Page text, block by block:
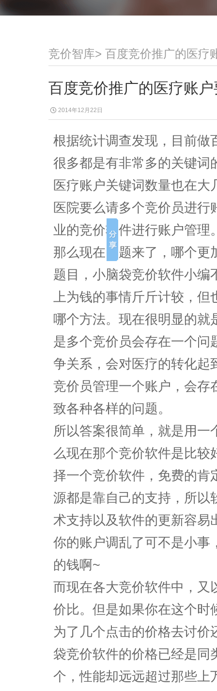
竞价智库> 百度竞价推广的医疗
百度竞价推广的医疗账
2014年12月22日
根据统计调查发现，目前做
很多都是有非常多的关键词
医疗账户关键词数量也在
医院要么请多个竞价员进
业的竞价软件进行账户管理
那么现在问题来了，哪个更
题目，小脑袋竞价软件小编
上为钱的事情斤斤计较，
哪个方法。现在很明显的就
是多个竞价员会存在一个问
争关系，会对医疗的转化起
竞价员管理一个账户，会存
致各种各样的问题。
所以答案很简单，就是用
么现在那个竞价软件是比较
择一个竞价软件，免费的肯
源都是靠自己的支持，所以
术支持以及软件的更新容易
你的账户调乱了可不是小事
的钱啊~
而现在各大竞价软件中，又
价比。但是如果你在这个时
为了几个点击的价格去讨
袋竞价软件的价格已经是同
个，性能却远远超过那些上